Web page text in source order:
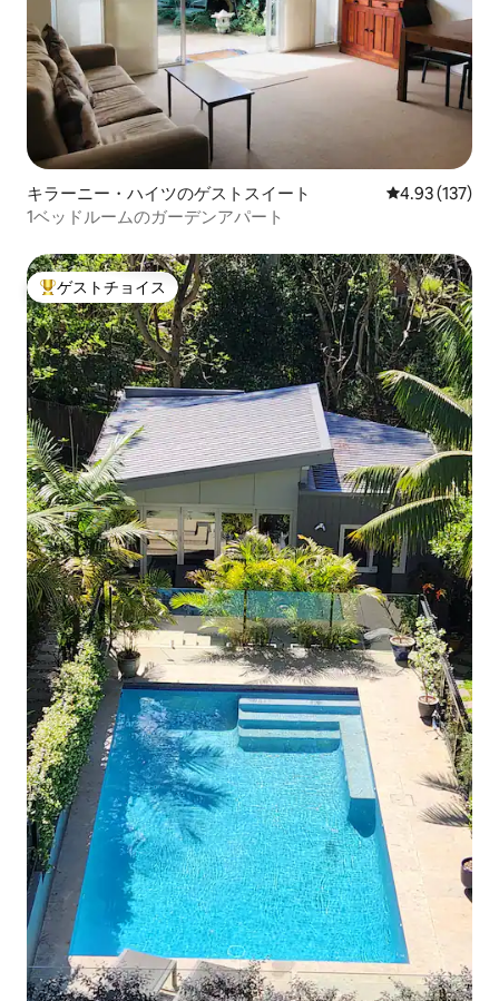
キラーニー・ハイツのゲストスイート レビュー137
4.93 (137)
1ベッドルームのガーデンアパート
大好評のゲストチョイスです。
ゲストチョイス